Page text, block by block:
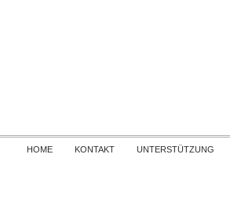
HOME KONTAKT UNTERSTÜTZUNG